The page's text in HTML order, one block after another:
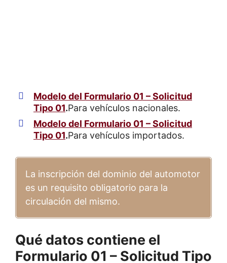
Modelo del Formulario 01 – Solicitud
Tipo 01.Para vehículos nacionales.
Modelo del Formulario 01 – Solicitud
Tipo 01.Para vehículos importados.
La inscripción del dominio del automotor
es un requisito obligatorio para la
circulación del mismo.
Qué datos contiene el
Formulario 01 – Solicitud Tipo